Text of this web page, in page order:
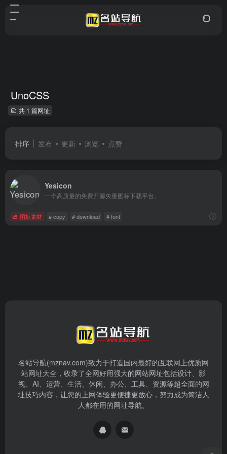
UnoCSS
共 1 篇网址
排序 发布 更新 浏览 点赞
Yesicon
一个高质量的免费开源矢量图标下载平台。
图标素材 # copy # download # font
名站导航(mznav.com)致力于打造国内最好的互联网上优质网
站网址大全，收录了全网好用强大的网站网址包括设计、影
视、AI、运营、生活、休闲、办公、工具、资源等超全面的网
址技巧内容，让您的上网体验更便捷更放心，努力成为简洁人
人都在用的网址导航。